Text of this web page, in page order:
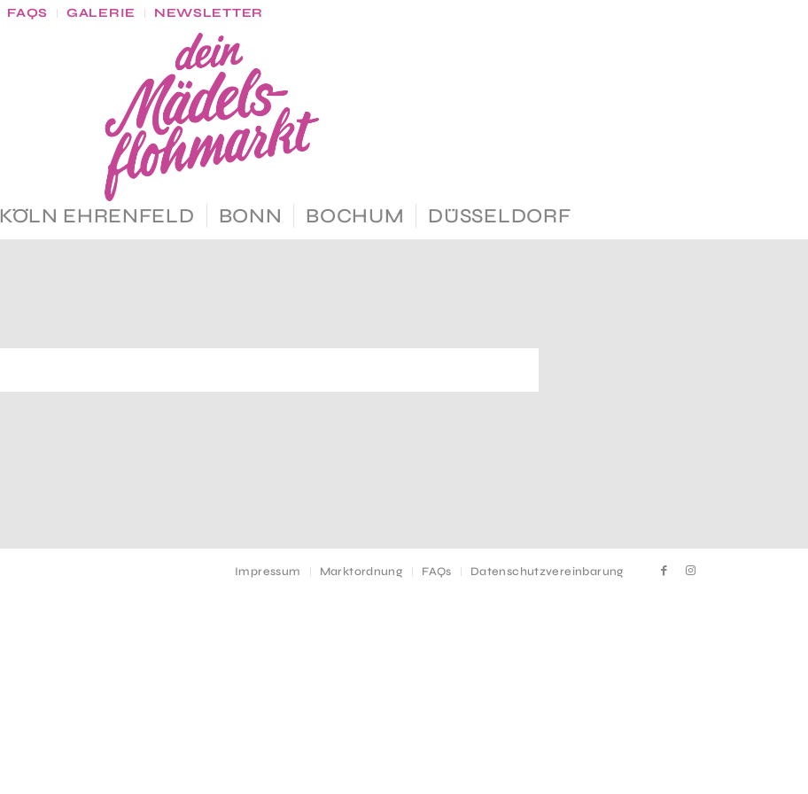
FAQS GALERIE NEWSLETTER
KÖLN EHRENFELD BONN BOCHUM DÜSSELDORF
Impressum Marktordnung FAQs Datenschutzvereinbarung